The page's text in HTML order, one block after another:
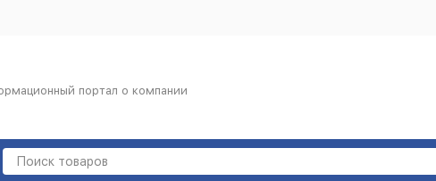
портал о компании